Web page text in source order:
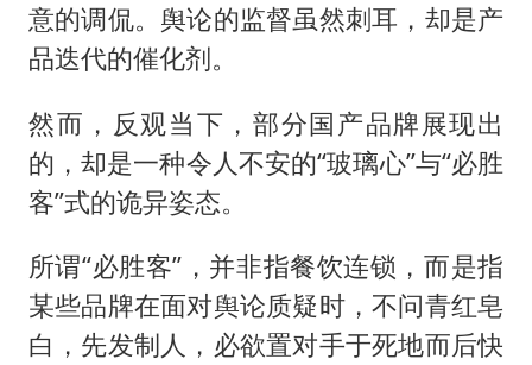
意的调侃。舆论的监督虽然刺耳，却是产
品迭代的催化剂。
然而，反观当下，部分国产品牌展现出
的，却是一种令人不安的“玻璃心”与“必胜
客”式的诡异姿态。
所谓“必胜客”，并非指餐饮连锁，而是指
某些品牌在面对舆论质疑时，不问青红皂
白，先发制人，必欲置对手于死地而后快